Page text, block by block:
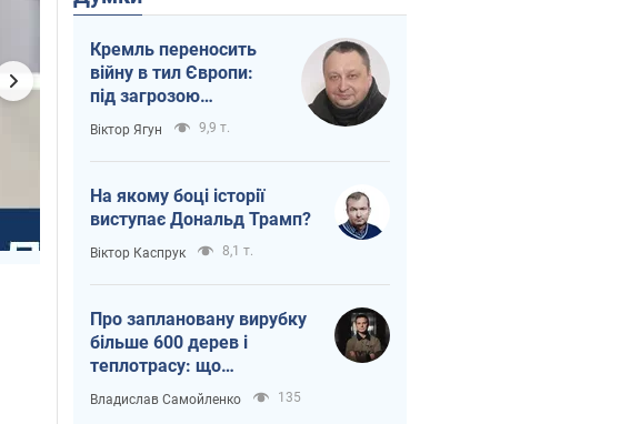
Кремль переносить
війну в тил Європи:
під загрозою
критична логістика
Віктор Ягун 9,9 т.
На якому боці історії
виступає Дональд Трамп?
Віктор Каспрук 8,1 т.
Про заплановану вирубку
більше 600 дерев і
теплотрасу: що
відбувається на Теремках
у Києві
Владислав Самойленко 135